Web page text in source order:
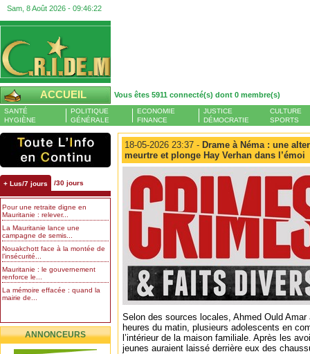
Sam, 8 Août 2026 - 09:46:23
ACCUEIL Vous êtes 5911 connecté(s) dont 0 membre(s)
SANTÉ
HYGIÈNE
POLITIQUE
GÉNÉRALE
ECONOMIE
FINANCE
JUSTICE
DÉMOCRATIE
CULTURE
SPORTS
+ Lus/7 jours /30 jours
Pour une retraite digne en
Mauritanie : relever...
La Mauritanie lance une
campagne de semis...
Nouakchott face à la montée de
l’insécurité...
Mauritanie : le gouvernement
renforce le...
La mémoire effacée : quand la
mairie de...
ANNONCEURS
18-05-2026 23:37 - Drame à Néma : une
meurtre et plonge Hay Verhan dans l’émoi
Selon des sources locales, Ahmed Ould
heures du matin, plusieurs adolescents en
l’intérieur de la maison familiale. Après les
jeunes auraient laissé derrière eux des